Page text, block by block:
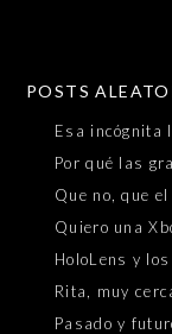
POSTS
Esa incógnita
Por qué las
Que no, que
Quiero una
HoloLens y
Rita, muy
Pasado y